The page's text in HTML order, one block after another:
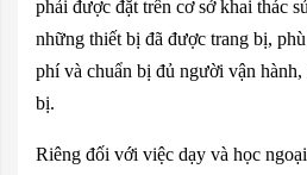
phải được đặt trên cơ sở khai thác
những thiết bị đã được trang bị,
phí và chuẩn bị đủ người vận
bị.
Riêng đối với việc dạy và học